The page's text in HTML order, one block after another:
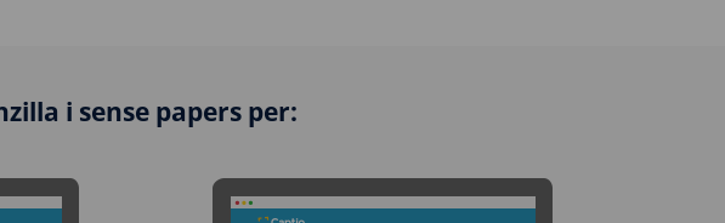
i sense papers per: